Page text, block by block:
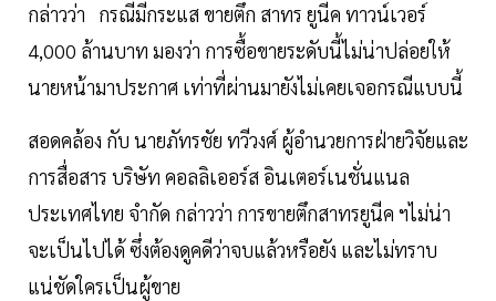
กล่าวว่า กรณีมีกระแส ขายตึก สาทร ยูนีค ทาวน์เวอร์
4,000 ล้านบาท มองว่า การซื้อขายระดับนี้ไม่น่าปล่อยให้
นายหน้ามาประกาศ เท่าที่ผ่านมายังไม่เคยเจอกรณีแบบนี้
สอดคล้อง กับ นายภัทรชัย ทวีวงศ์ ผู้อำนวยการฝ่ายวิจัยและ
การสื่อสาร บริษัท คอลลิเออร์ส อินเตอร์เนชั่นแนล
ประเทศไทย จำกัด กล่าวว่า การขายตึกสาทรยูนีค ฯไม่น่า
จะเป็นไปได้ ซึ่งต้องดูคดีว่าจบแล้วหรือยัง และไม่ทราบ
แน่ชัดใครเป็นผู้ขาย